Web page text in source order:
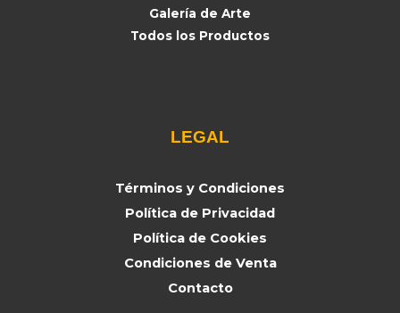
Galería de Arte
Todos los Productos
LEGAL
Términos y Condiciones
Política de Privacidad
Política de Cookies
Condiciones de Venta
Contacto